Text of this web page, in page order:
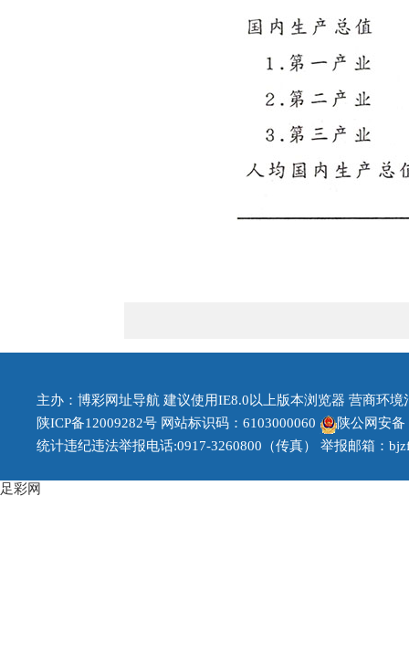
主办：博彩网址导航 建议使用IE8.0以上版本浏览器 营商环境
陕ICP备12009282号 网站标识码：6103000060
陕公网安备
统计违纪违法举报电话:0917-3260800（传真） 举报邮箱：
足彩网